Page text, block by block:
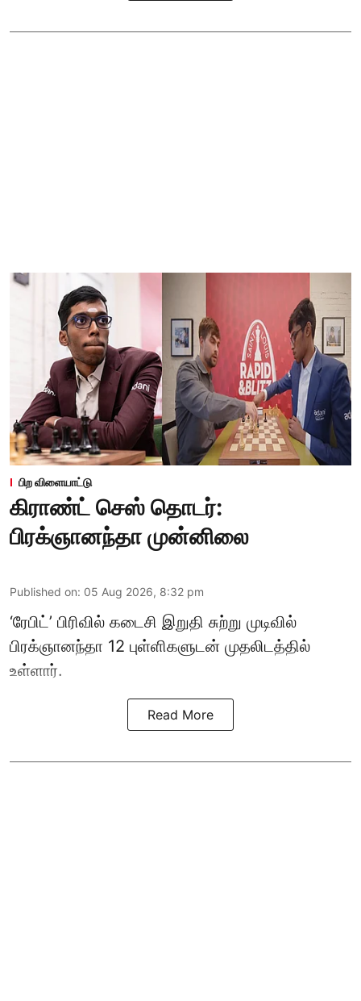
பிற விளையாட்டு
கிராண்ட் செஸ் தொடர்:
பிரக்ஞானந்தா முன்னிலை
Published on: 05 Aug 2026, 8:32 pm
‘ரேபிட்’ பிரிவில் கடைசி இறுதி சுற்று முடிவில்
பிரக்ஞானந்தா 12 புள்ளிகளுடன் முதலிடத்தில்
உள்ளார்.
Read More